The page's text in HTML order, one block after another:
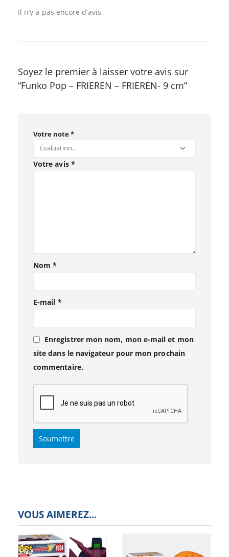
Il n’y a pas encore d’avis.
Soyez le premier à laisser votre avis sur
“Funko Pop – FRIEREN – FRIEREN- 9 cm”
Votre note*
Votre avis *
Nom*
E-mail *
Enregistrer mon nom, mon e-mail et mon
site dans le navigateur pour mon prochain
commentaire.
VOUS AIMEREZ...